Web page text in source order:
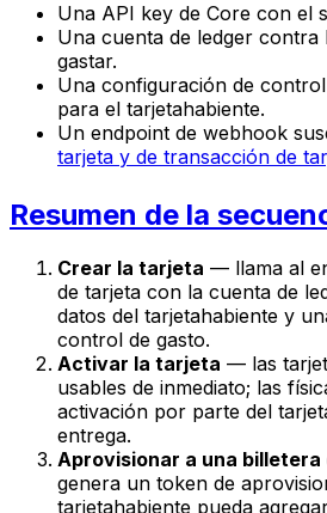
Una API key de Core con el
Una cuenta de ledger contra
gastar.
Una configuración de
para el tarjetahabiente.
Un endpoint de webhook
tarjeta y de transacción de
Resumen de la
Crear la tarjeta — llama al
de tarjeta con la cuenta de
datos del tarjetahabiente y
control de gasto.
Activar la tarjeta — las
usables de inmediato; las
activación por parte del
entrega.
Aprovisionar a una billetera
genera un token de
tarjetahabiente pueda